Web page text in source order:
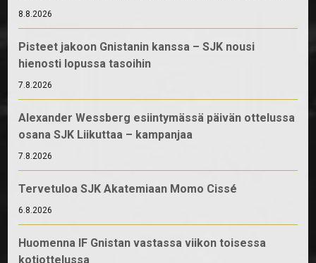
8.8.2026
Pisteet jakoon Gnistanin kanssa – SJK nousi
hienosti lopussa tasoihin
7.8.2026
Alexander Wessberg esiintymässä päivän ottelussa
osana SJK Liikuttaa – kampanjaa
7.8.2026
Tervetuloa SJK Akatemiaan Momo Cissé
6.8.2026
Huomenna IF Gnistan vastassa viikon toisessa
kotiottelussa